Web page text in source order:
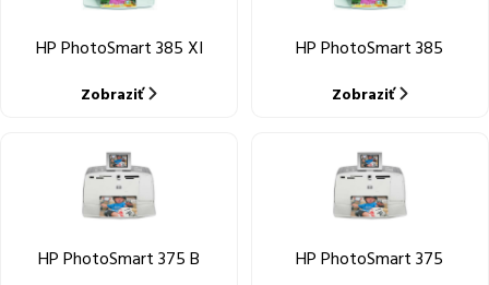
HP PhotoSmart 385 XI
Zobraziť
HP PhotoSmart 385
Zobraziť
HP PhotoSmart 375 B HP PhotoSmart 375